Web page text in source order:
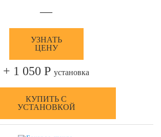
—
УЗНАТЬ
ЦЕНУ
+ 1 050 Р установка
КУПИТЬ С
УСТАНОВКОЙ